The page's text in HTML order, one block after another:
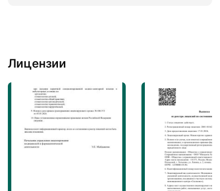
Лицензии